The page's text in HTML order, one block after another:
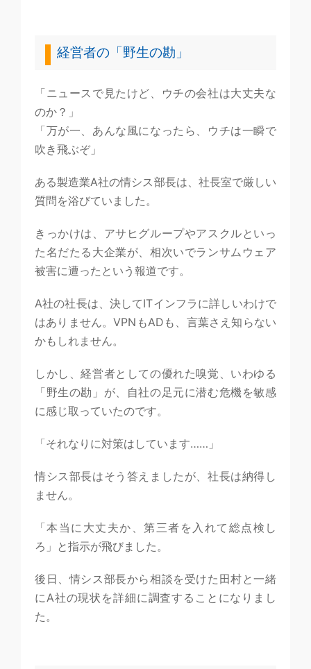
経営者の「野生の勘」
「ニュースで見たけど、ウチの会社は大丈夫な
のか？」
「万が一、あんな風になったら、ウチは一瞬で
吹き飛ぶぞ」
ある製造業A社の情シス部長は、社長室で厳しい
質問を浴びていました。
きっかけは、アサヒグループやアスクルといっ
た名だたる大企業が、相次いでランサムウェア
被害に遭ったという報道です。
A社の社長は、決してITインフラに詳しいわけで
はありません。VPNもADも、言葉さえ知らない
かもしれません。
しかし、経営者としての優れた嗅覚、いわゆる
「野生の勘」が、自社の足元に潜む危機を敏感
に感じ取っていたのです。
「それなりに対策はしています……」
情シス部長はそう答えましたが、社長は納得し
ません。
「本当に大丈夫か、第三者を入れて総点検し
ろ」と指示が飛びました。
後日、情シス部長から相談を受けた田村と一緒
にA社の現状を詳細に調査することになりまし
た。